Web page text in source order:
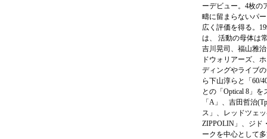
ーデビュー。4枚の
疇に留まらないパ
広く評価を得る。
は、 活動の母体は
吉川晃司、福山雅
ドウォリアーズ、
ディングやライブ
ら下山淳らと「60/
との「Optical 8」
「A」、吉田哲治
ス」、レッドツェ
ZIPPOLIN」、ジド
ークを中心として